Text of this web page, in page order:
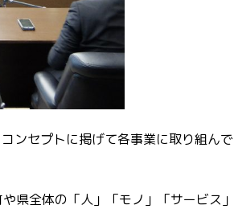
ンセプトに掲げて各事業に取り組んで
県全体の「人」「モノ」「サービス」